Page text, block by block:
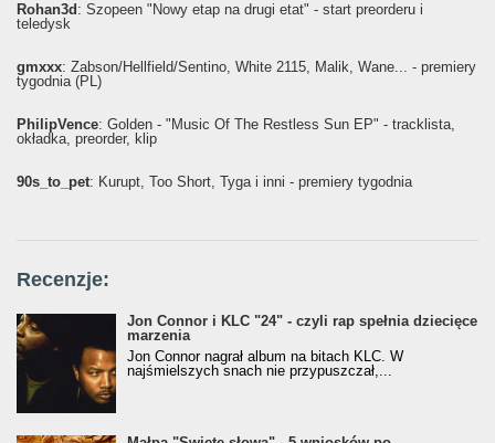
Rohan3d : Szopeen "Nowy etap na drugi etat" - start preorderu i
teledysk
gmxxx: Żabson/Hellfield/Sentino, White 2115, Malik, Wane... - premiery
tygodnia (PL)
PhilipVence: Golden - "Music Of The Restless Sun EP" - tracklista,
okładka, preorder, klip
90s_to_pet: Kurupt, Too Short, Tyga i inni - premiery tygodnia
Recenzje:
Jon Connor i KLC "24" - czyli rap spełnia dziecięce
marzenia
Jon Connor nagrał album na bitach KLC. W
najśmielszych snach nie przypuszczał,...